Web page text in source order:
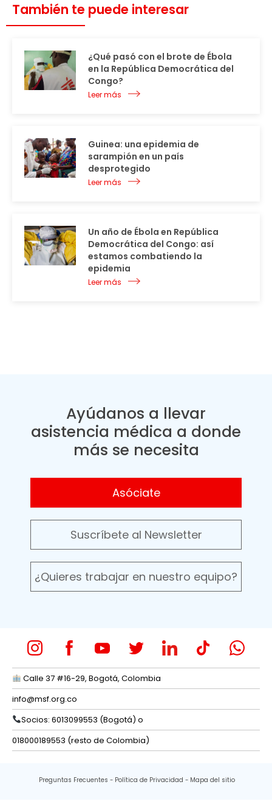
También te puede interesar
¿Qué pasó con el brote de Ébola
en la República Democrática del
Congo?
Leer más
Guinea: una epidemia de
sarampión en un país
desprotegido
Leer más
Un año de Ébola en República
Democrática del Congo: así
estamos combatiendo la
epidemia
Leer más
Ayúdanos a llevar
asistencia médica a donde
más se necesita
Asóciate
Suscríbete al Newsletter
¿Quieres trabajar en nuestro equipo?
Calle 37 #16-29, Bogotá, Colombia
info@msf.org.co
Socios: 6013099553 (Bogotá) o
018000189553 (resto de Colombia)
Preguntas Frecuentes Política de Privacidad Mapa del sitio